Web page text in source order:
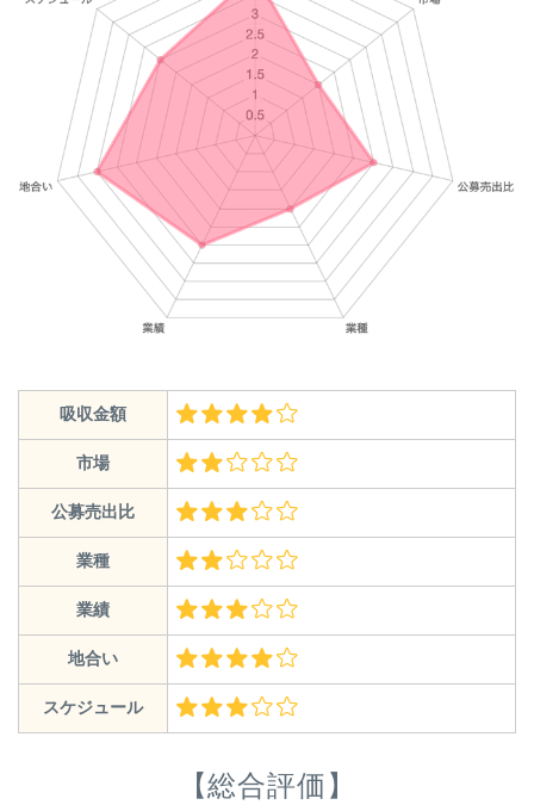
吸収金額
市場
公募売出比
業種
業績
地合い
スケジュール
【総合評価】